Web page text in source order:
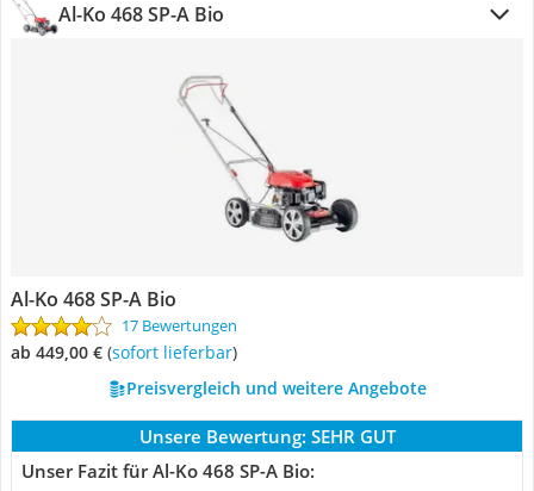
Al-Ko 468 SP-A Bio
Al-Ko 468 SP-A Bio
17 Bewertungen
ab 449,00 € ( Sofort lieferbar)
Preisvergleich und weitere Angebote
Unsere Bewertung: SEHR GUT
Unser Fazit für Al-Ko 468 SP-A Bio: